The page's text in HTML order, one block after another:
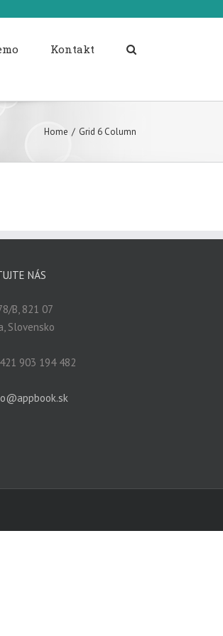
Kontakt
Home / Grid 6 Column
NÁS
B, 821 07
Slovensko
903 194 482